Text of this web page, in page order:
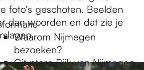
Waarom Nijmegen
bezoeken?
Citystore Rijk van Nijmegen
foto's geschoten. Beelden
dan woorden en dat zie je